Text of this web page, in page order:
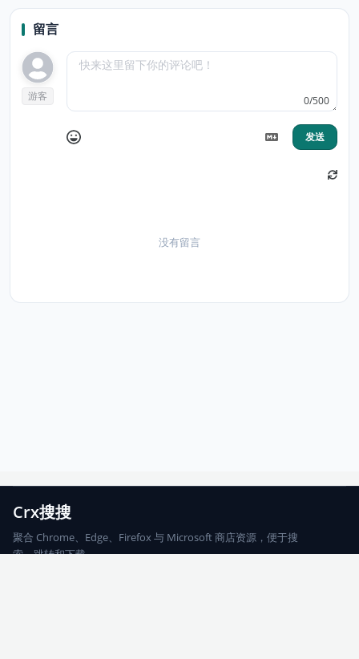
留言
游客 0/500
发送
没有留言
Crx搜搜
聚合 Chrome、Edge、Firefox 与 Microsoft 商店资源，便于搜
索、跳转和下载。